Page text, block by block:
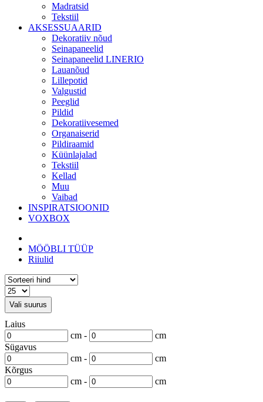
Madratsid
Tekstiil
AKSESSUAARID
Dekoratiiv nõud
Seinapaneelid
Seinapaneelid LINERIO
Lauanõud
Lillepotid
Valgustid
Peeglid
Pildid
Dekoratiivesemed
Organaiserid
Pildiraamid
Küünlajalad
Tekstiil
Kellad
Muu
Vaibad
INSPIRATSIOONID
VOXBOX
MÖÖBLI TÜÜP
Riiulid
Vali suurus
Laius
cm -
cm
Sügavus
cm -
cm
Kõrgus
cm -
cm